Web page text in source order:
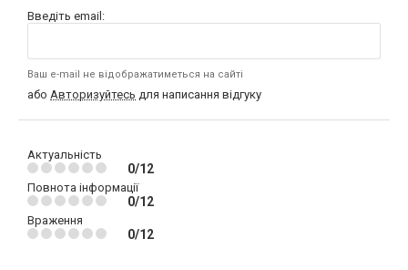
Введіть email:
Ваш e-mail не відображатиметься на сайті
або Авторизуйтесь для написання відгуку
Актуальність
0/12
Повнота інформації
0/12
Враження
0/12